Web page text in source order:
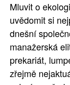
PŘÍSPĚVKY NA
SOCIÁLNÍ SÍTĚ
RUBRIKY
Mluvit o
uvědomit si
dnešní
manažerská
prekariát,
zřejmě